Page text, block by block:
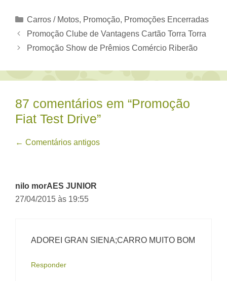
Categorias
Carros / Motos, Promoção, Promoções Encerradas
Promoção Clube de Vantagens Cartão Torra Torra
Promoção Show de Prêmios Comércio Riberão
87 comentários em “Promoção
Fiat Test Drive”
Navegação
← Comentários antigos
nilo morAES JUNIOR
27/04/2015 às 19:55
ADOREI GRAN SIENA;CARRO MUITO BOM
Responder